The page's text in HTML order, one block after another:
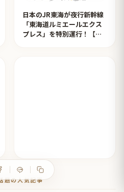
日本のJR東海が夜行新幹線
「東海道ルミエールエクス
プレス」を特別運行！【タ
の人気記事